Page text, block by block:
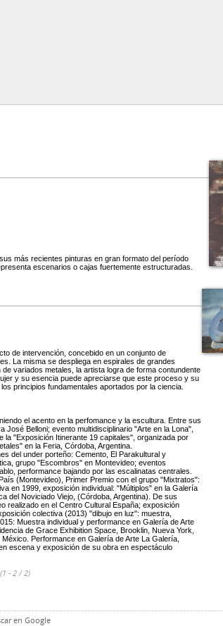
más recientes pinturas en gran formato del período
escenarios o cajas fuertemente estructuradas.
de intervención, concebido en un conjunto de
La misma se despliega en espirales de grandes
variados metales, la artista logra de forma contundente
y su esencia puede apreciarse que este proceso y su
principios fundamentales aportados por la ciencia.
el acento en la perfomance y la escultura. Entre sus
Belloni; evento multidisciplinario "Arte en la Lona",
la "Exposición Itinerante 19 capitales", organizada por
en la Feria, Córdoba, Argentina.
del under porteño: Cemento, El Parakultural y
grupo "Escombros" en Montevideo; eventos
performance bajando por las escalinatas centrales.
(Montevideo), Primer Premio con el grupo "Mixtratos":
en 1999, exposición individual: "Múltiplos" en la Galería
del Noviciado Viejo, (Córdoba, Argentina). De sus
realizado en el Centro Cultural España; exposición
colectiva (2013) "dibujo en luz": muestra,
Muestra individual y performance en Galería de Arte
de Grace Exhibition Space, Brooklin, Nueva York,
Performance en Galería de Arte La Galería,
escena y exposición de su obra en espectáculo
(1 - 2 / 2)
en Google